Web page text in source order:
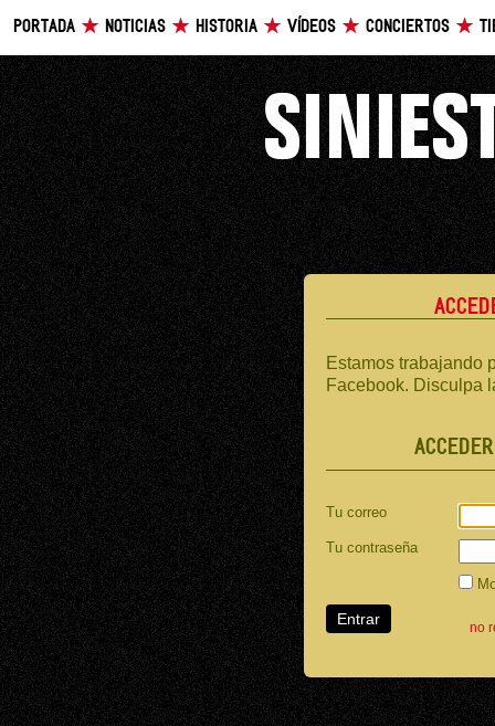
PORTADA NOTICIAS HISTORIA VÍDEOS CONCIERTOS
Estamos trabajando
Facebook. Disculpa
Tu correo
Tu contraseña
no